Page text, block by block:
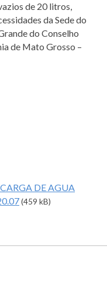
de 20 litros,
da Sede do
do Conselho
de Mato Grosso –
DE AGUA
(459 kB)